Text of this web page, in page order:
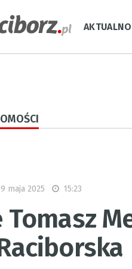
9 maja 2025 15:23
Tomasz